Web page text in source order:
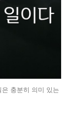
충분히 의미 있는